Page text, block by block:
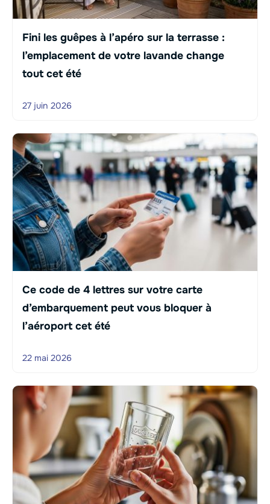
Fini les guêpes à l’apéro sur la terrasse :
l’emplacement de votre lavande change
tout cet été
27 juin 2026
Ce code de 4 lettres sur votre carte
d’embarquement peut vous bloquer à
l’aéroport cet été
22 mai 2026